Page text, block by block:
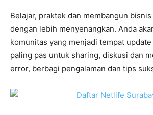
Belajar, praktek dan membangun
dengan lebih menyenangkan. Anda
komunitas yang menjadi tempat
paling pas untuk sharing, diskusi dan
error, berbagi pengalaman dan tips